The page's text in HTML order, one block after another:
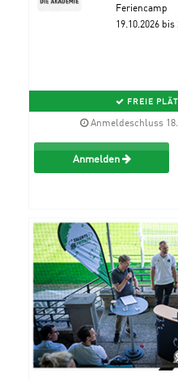
Feriencamp
19.10.2026 bis
FREIE
Anmeldeschluss
Anmelden